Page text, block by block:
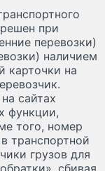
при
перевозки)
наличием
карточки на
сайтах
функции,
того, номер
транспортной
грузов для